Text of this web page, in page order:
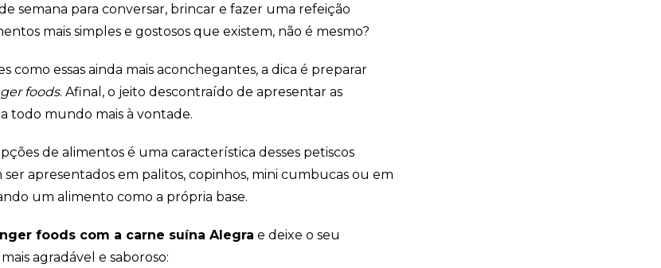
semana para conversar, brincar e fazer uma refeição
mais simples e gostosos que existem, não é mesmo?
como essas ainda mais aconchegantes, a dica é preparar
foods. Afinal, o jeito descontraído de apresentar as
todo mundo mais à vontade.
de alimentos é uma característica desses petiscos
apresentados em palitos, copinhos, mini cumbucas ou em
um alimento como a própria base.
foods com a carne suína Alegra e deixe o seu
agradável e saboroso:
possamos
funcionalidade e
com base na
forma como o
site é utilizado.
Eu aceito os
Cookies de
Desempenho
Para que o
nosso site tenha
desempenho
durante a sua